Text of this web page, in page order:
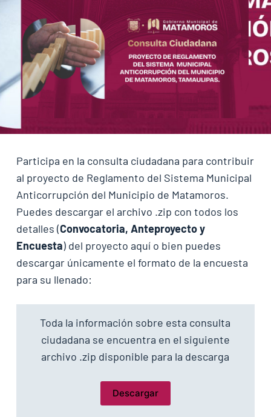
Participa en la consulta ciudadana para contribuir
al proyecto de Reglamento del Sistema Municipal
Anticorrupción del Municipio de Matamoros.
Puedes descargar el archivo .zip con todos los
detalles (Convocatoria, Anteproyecto y
Encuesta) del proyecto aquí o bien puedes
descargar únicamente el formato de la encuesta
para su llenado:
Toda la información sobre esta consulta
ciudadana se encuentra en el siguiente
archivo .zip disponible para la descarga
Descargar